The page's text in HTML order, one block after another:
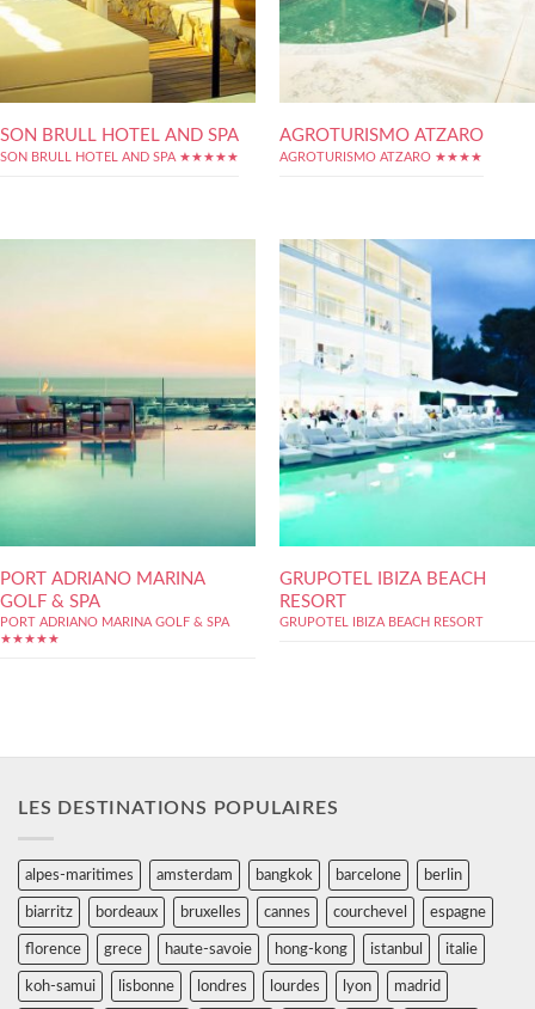
SON BRULL HOTEL AND SPA
SON BRULL HOTEL AND SPA ★★★★★
AGROTURISMO ATZARO
AGROTURISMO ATZARO ★★★★
PORT ADRIANO MARINA
GOLF & SPA
PORT ADRIANO MARINA GOLF & SPA
★★★★★
GRUPOTEL IBIZA BEACH
RESORT
GRUPOTEL IBIZA BEACH RESORT
LES DESTINATIONS POPULAIRES
alpes-maritimes amsterdam bangkok barcelone berlin
biarritz bordeaux bruxelles cannes courchevel espagne
florence grece haute-savoie hong-kong istanbul italie
koh-samui lisbonne londres lourdes lyon madrid